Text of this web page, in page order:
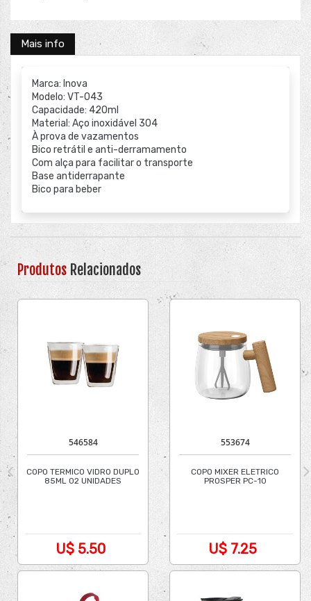
Mais info
Marca: Inova
Modelo: VT-043
Capacidade: 420ml
Material: Aço inoxidável 304
À prova de vazamentos
Bico retrátil e anti-derramamento
Com alça para facilitar o transporte
Base antiderrapante
Bico para beber
Produtos Relacionados
546584
COPO TERMICO VIDRO DUPLO
85ML 02 UNIDADES
U$ 5.50
553674
COPO MIXER ELETRICO
PROSPER PC-10
U$ 7.25